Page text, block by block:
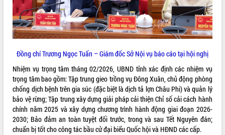
Ngành cá ngừ Đắk Lắk chủ động thích
ứng để giữ vững thị trường xuất khẩu
Diễn đàn Kinh tế tư nhân Việt Nam đột
phá cơ chế - Hợp tác công tư
Đề án 06 tạo bước ngoặt đột phá trong
cải cách hành chính tỉnh Đắk Lắk
Kết nối tour, đẩy mạnh chuyển đổi số
để phát triển du lịch Đắk Lắk
Khởi động Dự án Đầu tư xây dựng hạ
tầng kỹ thuật Cụm công nghiệp Tân
Tiến
Gặp mặt các cơ quan báo chí nhân Kỷ
Đồng chí Trương Ngọc Tuấn – Giám đốc Sở Nội vụ báo cáo tại hội nghị
Nhiệm vụ trọng tâm tháng 02/2026, UBND tỉnh xác định các nhiệm vụ
trọng tâm bao gồm: Tập trung gieo trồng vụ Đông Xuân, chủ động phòng
chống dịch bệnh trên gia súc (đặc biệt là dịch tả lợn Châu Phi) và quản lý
bảo vệ rừng; Tập trung xây dựng giải pháp cải thiện Chỉ số cải cách hành
chính năm 2025 và xây dựng chương trình hành động giai đoạn 2026-
2030; Bảo đảm an toàn tuyệt đối trước, trong và sau Tết Nguyên đán;
chuẩn bị tốt cho công tác bầu cử đại biểu Quốc hội và HĐND các cấp.